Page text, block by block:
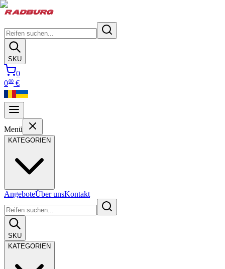
SKU
0
000 €
Menü
KATEGORIEN
AngeboteÜber unsKontakt
SKU
KATEGORIEN